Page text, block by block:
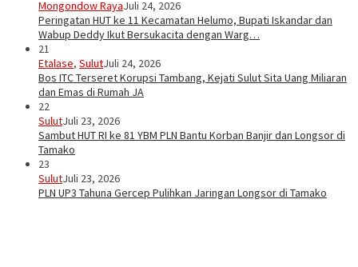
Mongondow RayaJuli 24, 2026
Peringatan HUT ke 11 Kecamatan Helumo, Bupati Iskandar dan
Wabup Deddy Ikut Bersukacita dengan Warg…
21
Etalase, SulutJuli 24, 2026
Bos ITC Terseret Korupsi Tambang, Kejati Sulut Sita Uang Miliaran
dan Emas di Rumah JA
22
SulutJuli 23, 2026
Sambut HUT RI ke 81 YBM PLN Bantu Korban Banjir dan Longsor di
Tamako
23
SulutJuli 23, 2026
PLN UP3 Tahuna Gercep Pulihkan Jaringan Longsor di Tamako